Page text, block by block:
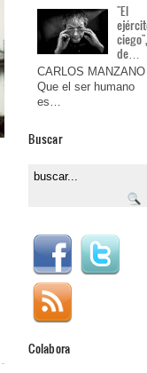
"El
de…
CARLOS MANZANO
Que el ser humano
es…
Buscar
Colabora